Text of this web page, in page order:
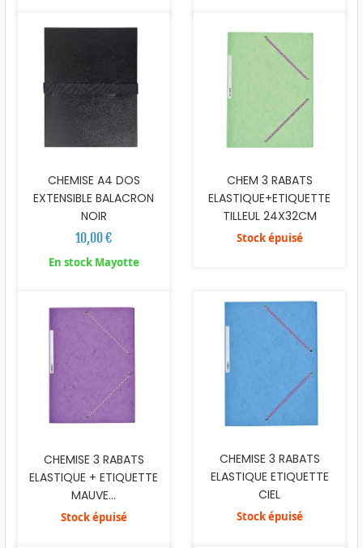
CHEMISE A4 DOS
EXTENSIBLE BALACRON
NOIR
10,00 €
En stock Mayotte
CHEM 3 RABATS
ELASTIQUE+ETIQUETTE
TILLEUL 24X32CM
Stock épuisé
CHEMISE 3 RABATS
ELASTIQUE + ETIQUETTE
MAUVE...
Stock épuisé
CHEMISE 3 RABATS
ELASTIQUE ETIQUETTE
CIEL
Stock épuisé